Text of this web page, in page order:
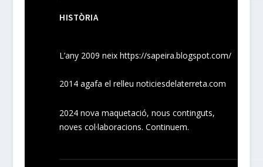
HISTÒRIA
L’any 2009 neixhttps://sapeira.blogspot.com/
2014 agafa el relleu noticiesdelaterreta.com
2024nova maquetació, nouscontinguts,
novescol·laboracions. Continuem.